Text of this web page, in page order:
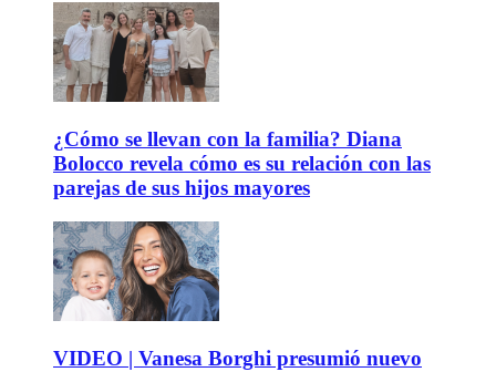
¿Cómo se llevan con la familia? Diana
Bolocco revela cómo es su relación con las
parejas de sus hijos mayores
VIDEO | Vanesa Borghi presumió nuevo